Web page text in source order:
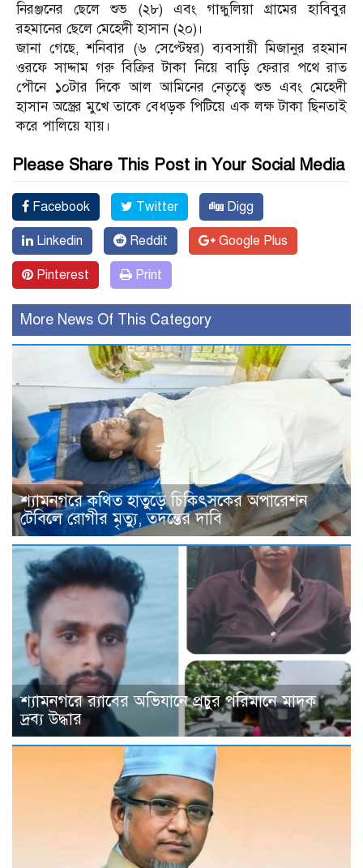
নিরঞ্জনের ছেলে শুভ (২৮) এবং গান্ধুলিয়া গ্রামের হাবিবুর
রহমানের ছেলে মেহেদী হাসান (২০)।
‎জানা গেছে, শনিবার (৬ সেপ্টেম্বর) ব্যবসায়ী মিজানুর রহমান
ওরফে সাদ্দাম গরু বিক্রির টাকা নিয়ে বাড়ি ফেরার পথে রাত
পৌনে ১০টার দিকে আল আমিনের নেতৃত্বে শুভ এবং মেহেদী
হাসান অস্ত্রের মুখে তাকে বেধড়ক পিটিয়ে এক লক্ষ টাকা ছিনতাই
করে পালিয়ে যায়।
Please Share This Post in Your Social Media
Facebook Twitter Digg
Linkedin Reddit Google Plus
Pinterest Print
More News Of This Category
শ্যামনগরে কথিত হাতুড়ে চিকিৎসকের অপারেশন
টেবিলে রোগীর মৃত্যু, তদন্তের দাবি
শ্যামনগরে র‍্যাবের অভিযানে প্রচুর পরিমানে মাদক
দ্রব্য উদ্ধার